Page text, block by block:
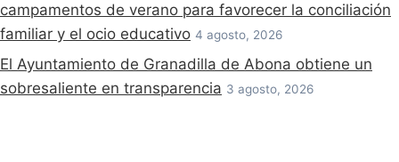
campamentos de verano para favorecer la conciliación
familiar y el ocio educativo 4 agosto, 2026
El Ayuntamiento de Granadilla de Abona obtiene un
sobresaliente en transparencia 3 agosto, 2026